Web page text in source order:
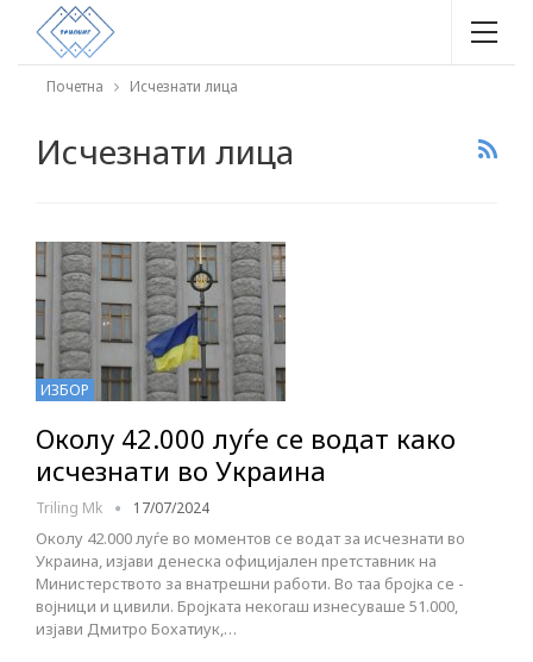
Почетна Исчезнати лица
Исчезнати лица
ИЗБОР
Околу 42.000 луѓе се водат како
исчезнати во Украина
Triling Mk 17/07/2024
Околу 42.000 луѓе во моментов се водат за исчезнати во
Украина, изјави денеска официјален претставник на
Министерството за внатрешни работи. Во таа бројка се -
војници и цивили. Бројката некогаш изнесуваше 51.000,
изјави Дмитро Бохатиук,…